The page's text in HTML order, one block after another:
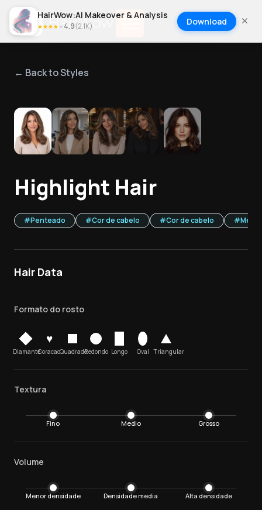
HairWow:AI Makeover & Analysis
★★★★ ★4.9(2.1K) Download
← Back to Styles
Highlight Hair
#Penteado #Cor de cabelo #Cor de cabelo #
Hair Data
Formato do rosto
Diamante
♥
CoracaoQuadradoRedondo Longo Oval Triangular
Textura
Fino Medio Grosso
Volume
Menor densidade Densidade media Alta densidade